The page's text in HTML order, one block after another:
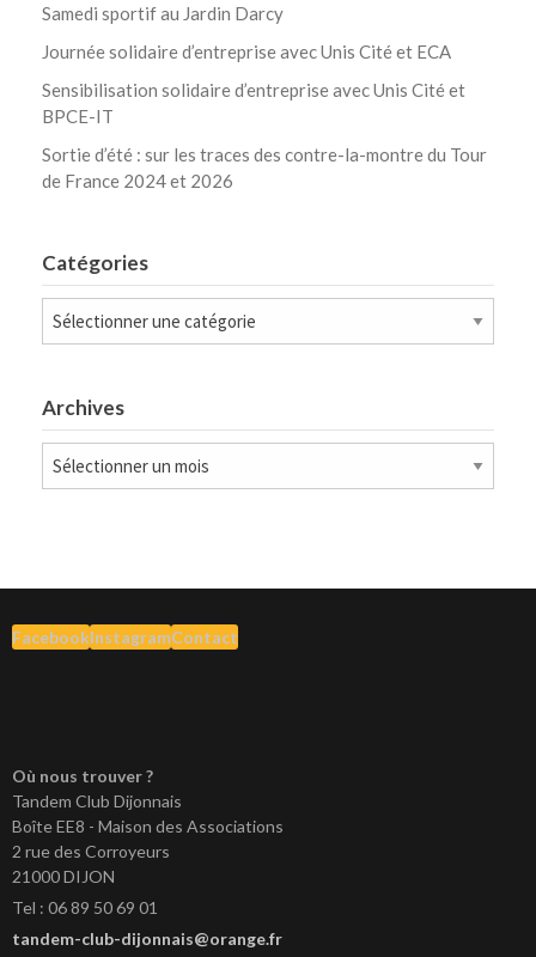
Samedi sportif au Jardin Darcy
Journée solidaire d’entreprise avec Unis Cité et ECA
Sensibilisation solidaire d’entreprise avec Unis Cité et
BPCE-IT
Sortie d’été : sur les traces des contre-la-montre du Tour
de France 2024 et 2026
Catégories
Catégories
Archives
Archives
FacebookInstagramContact
Où nous trouver ?
Tandem Club Dijonnais
Boîte EE8 - Maison des Associations
2 rue des Corroyeurs
21000 DIJON
Tel : 06 89 50 69 01
tandem-club-dijonnais@orange.fr